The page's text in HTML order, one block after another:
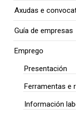
Axudas e
Guía de empresas
Emprego
Presentación
Ferramentas e
Información